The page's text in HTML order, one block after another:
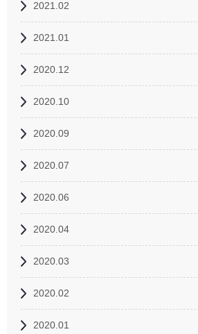
2021.02
2021.01
2020.12
2020.10
2020.09
2020.07
2020.06
2020.04
2020.03
2020.02
2020.01